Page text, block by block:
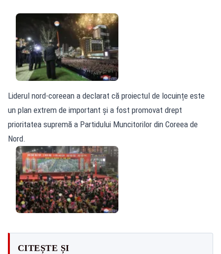
Liderul nord-coreean a declarat că proiectul de locuințe este
un plan extrem de important și a fost promovat drept
prioritatea supremă a Partidului Muncitorilor din Coreea de
Nord.
CITEȘTE ȘI